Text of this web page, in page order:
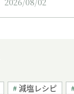
減塩レシピ